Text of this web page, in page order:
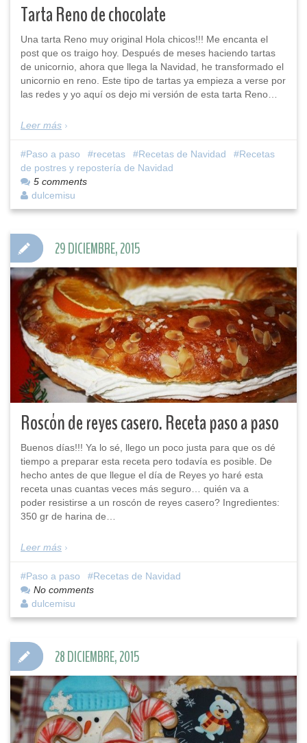
Tarta Reno de chocolate
Una tarta Reno muy original Hola chicos!!! Me encanta el
post que os traigo hoy. Después de meses haciendo tartas
de unicornio, ahora que llega la Navidad, he transformado el
unicornio en reno. Este tipo de tartas ya empieza a verse por
las redes y yo aquí os dejo mi versión de esta tarta Reno…
Leer más
Paso a paso recetas Recetas de Navidad
Recetas
de postres y repostería de Navidad
5 comments
dulcemisu
Roscón de reyes casero. Receta paso a paso
Buenos días!!! Ya lo sé, llego un poco justa para que os dé
tiempo a preparar esta receta pero todavía es posible. De
hecho antes de que llegue el día de Reyes yo haré esta
receta unas cuantas veces más seguro… quién va a
poder resistirse a un roscón de reyes casero? Ingredientes:
350 gr de harina de…
Leer más
29 DICIEMBRE, 2015
Paso a paso
Recetas de Navidad
No comments
dulcemisu
28 DICIEMBRE, 2015